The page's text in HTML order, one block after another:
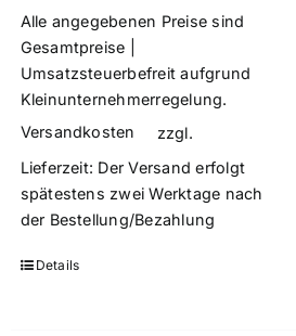
Alle angegebenen Preise sind
Gesamtpreise |
Umsatzsteuerbefreit aufgrund
Kleinunternehmerregelung.
zzgl.
Versandkosten
Lieferzeit: Der Versand erfolgt
spätestens zwei Werktage nach
der Bestellung/Bezahlung
Details